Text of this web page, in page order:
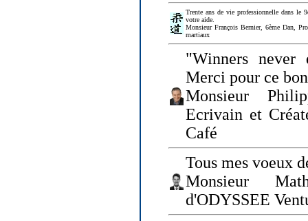
Trente ans de vie professionnelle dans le
votre aide.
Monsieur François Bernier, 6ème Dan,
martiaux
"Winners
Merci pour ce
Monsieur
Ecrivain et
Café
Tous mes voeux
Monsieur
d'ODYSSEE